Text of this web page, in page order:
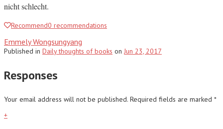
nicht schlecht.
Recommend0 recommendations
Emmely Wongsungyang
Published in Daily thoughts of books on Jun 23, 2017
Responses
Your email address will not be published. Required fields are marked *
+